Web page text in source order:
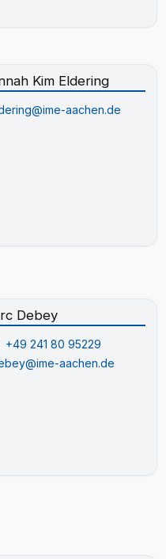
Kim Eldering
aachen.de
Debey
+49 241 80 95229
aachen.de